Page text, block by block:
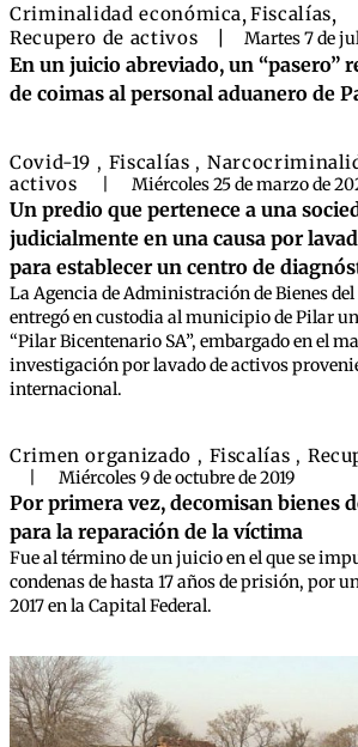
Criminalidad económica, Fiscalías,
Recupero de activos Martes 7 de
En un juicio abreviado, un “pasero”
de coimas al personal aduanero de
Covid-19 , Fiscalías ,
activos
Miércoles 25 de marzo de
Un predio que pertenece a una
judicialmente en una causa por
para establecer un centro de
La Agencia de Administración de Bienes del
entregó en custodia al municipio de Pilar
“Pilar Bicentenario SA”, embargado en el
investigación por lavado de activos
internacional.
Crimen organizado , Fiscalías ,
Miércoles 9 de octubre de 2019
Por primera vez, decomisan bienes
para la reparación de la víctima
Fue al término de un juicio en el que se
condenas de hasta 17 años de prisión, por
2017 en la Capital Federal.